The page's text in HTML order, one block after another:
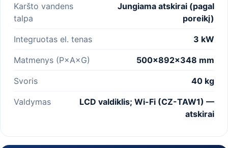
Karšto vandens
talpa
Jungiama atskirai (pagal
poreikį)
Integruotas el. tenas 3 kW
Matmenys (P×A×G) 500×892×348 mm
Svoris 40 kg
Valdymas
LCD valdiklis; Wi-Fi (CZ-TAW1) —
atskirai